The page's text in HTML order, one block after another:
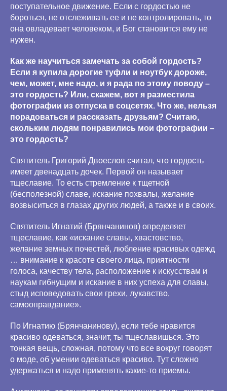
поступательное движение. Если с гордостью не
бороться, не отслеживать ее и не контролировать, то
она овладевает человеком, и Бог становится ему не
нужен.
Как же научиться замечать за собой гордость?
Если я купила дорогие туфли и ноутбук дороже,
чем, может, мне надо, и я рада по этому поводу –
это гордость? Или, скажем, вот я разместила
фотографии из отпуска в соцсетях. Что же, нельзя
порадоваться и рассказать друзьям? Считаю,
скольким людям понравились мои фотографии –
это гордость?
Святитель Григорий Двоеслов считал, что гордость
имеет двенадцать дочек. Первой он называет
тщеславие. То есть стремление к тщетной
(бесполезной) славе, искание похвалы, желание
возвыситься в глазах других людей, а также и в своих.
Святитель Игнатий (Брянчанинов) определяет
тщеславие, как «искание славы, хвастовство,
желание земных почестей, любление красивых одежд
… внимание к красоте своего лица, приятности
голоса, качеству тела, расположение к искусствам и
наукам гибнущим и искание в них успеха для славы,
стыд исповедовать свои грехи, лукавство,
самооправдание».
По Игнатию (Брянчанинову), если тебе нравится
красиво одеваться, значит, ты тщеславишься. Это
тонкая вещь, сложная, потому что все вокруг говорят
о моде, об умении одеваться красиво. Тут сложно
удержаться и надо применять какие-то приемы.